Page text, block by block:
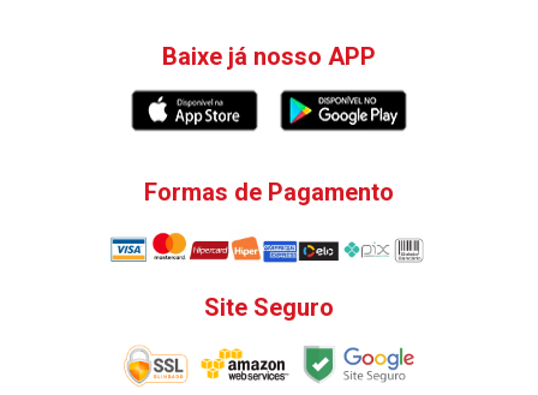
Baixe já nosso APP
Formas de Pagamento
Site Seguro